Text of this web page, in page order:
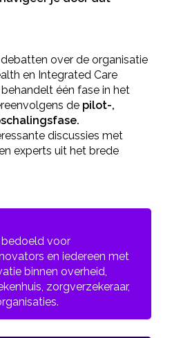
over de organisatie
en Integrated Care
één fase in het
de pilot-,
discussies met
experts uit het brede
voor
en iedereen met
binnen overheid,
zorgverzekeraar,